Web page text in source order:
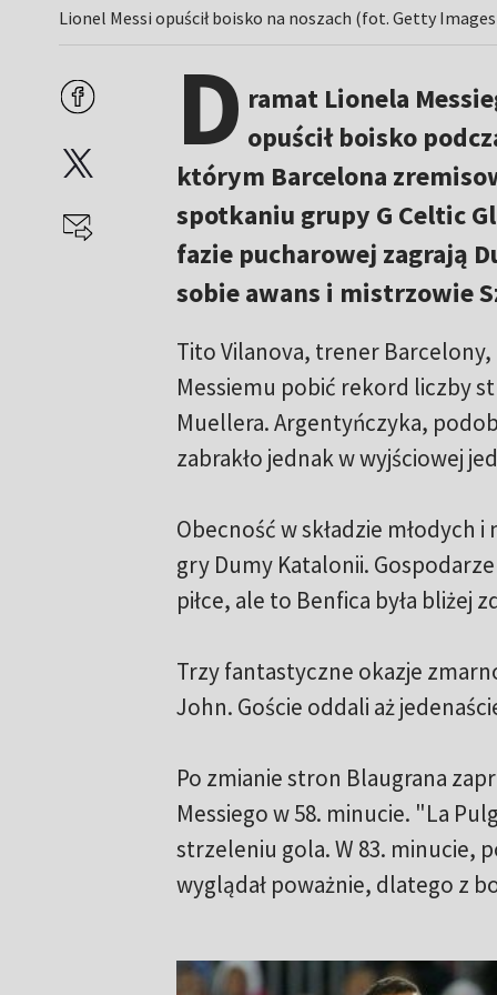
Lionel Messi opuścił boisko na noszach (fot. Getty
D ramat Lionela
opuścił boisko
którym Barcelona
spotkaniu grupy G Celtic
fazie pucharowej zagrają
sobie awans i mistrzowie
Tito Vilanova, trener Barcelony,
Messiemu pobić rekord liczby
Muellera. Argentyńczyka,
zabrakło jednak w wyjściowej
Obecność w składzie młodych
gry Dumy Katalonii.
piłce, ale to Benfica była bliżej
Trzy fantastyczne okazje
John. Goście oddali aż
Po zmianie stron Blaugrana
Messiego w 58. minucie. "La
strzeleniu gola. W 83. minucie,
wyglądał poważnie, dlatego z